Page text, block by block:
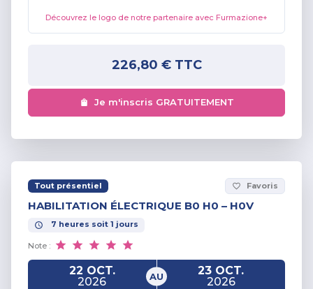
Découvrez le logo de notre partenaire avec Furmazione+
226,80 €TTC
Je m'inscris GRATUITEMENT
Tout présentiel favorite_border Favoris
HABILITATION ÉLECTRIQUE B0 H0 – H0V
7 heures soit 1 jours
Note :
22 OCT.
2026
AU
23 OCT.
2026